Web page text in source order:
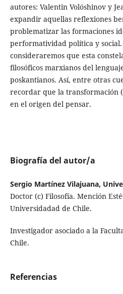
autores: Valentin Volóshinov y
expandir aquellas reflexiones
problematizar las formaciones
performatividad política y
consideraremos que esta
filosóficos marxianos del
poskantianos. Así, entre otras
recordar que la transformación
en el origen del pensar.
Biografía del autor/a
Sergio Martínez Vilajuana,
Doctor (c) Filosofía. Mención
Universidadad de Chile.
Investigador asociado a la
Chile.
Referencias